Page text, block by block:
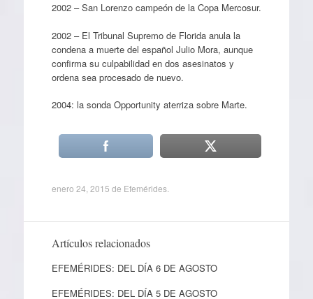
2002 – San Lorenzo campeón de la Copa Mercosur.
2002 – El Tribunal Supremo de Florida anula la
condena a muerte del español Julio Mora, aunque
confirma su culpabilidad en dos asesinatos y
ordena sea procesado de nuevo.
2004: la sonda Opportunity aterriza sobre Marte.
enero 24, 2015 de Efemérides.
Artículos relacionados
EFEMÉRIDES: DEL DÍA 6 DE AGOSTO
EFEMÉRIDES: DEL DÍA 5 DE AGOSTO